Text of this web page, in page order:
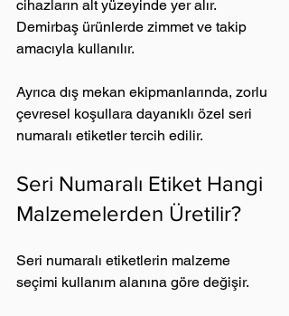
cihazların alt yüzeyinde yer alır.
Demirbaş ürünlerde zimmet ve takip
amacıyla kullanılır.
Ayrıca dış mekan ekipmanlarında, zorlu
çevresel koşullara dayanıklı özel seri
numaralı etiketler tercih edilir.
Seri Numaralı Etiket Hangi
Malzemelerden Üretilir?
Seri numaralı etiketlerin malzeme
seçimi kullanım alanına göre değişir.